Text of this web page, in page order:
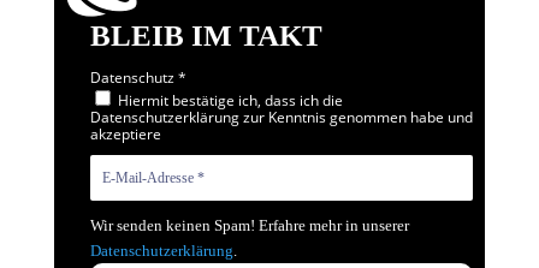
BLEIB IM TAKT
Datenschutz*
Hiermit bestätige ich, dass ich die
Datenschutzerklärung zur Kenntnis genommen habe und
akzeptiere
Wir senden keinen Spam! Erfahre mehr in unserer
Datenschutzerklärung.